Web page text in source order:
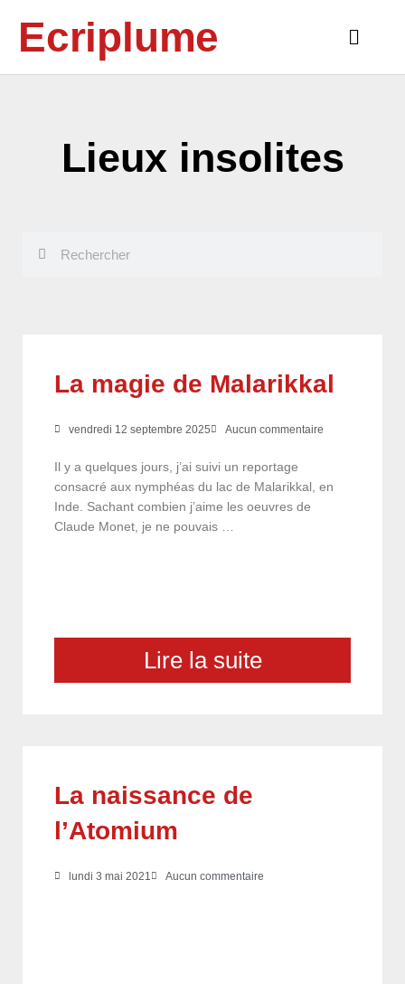
contenuEcriplume
Main
Lieux insolites
La magie de Malarikkal
vendredi 12 septembre 2025 Aucun commentaire
Il y a quelques jours, j’ai suivi un reportage
consacré aux nymphéas du lac de Malarikkal, en
Inde. Sachant combien j’aime les oeuvres de
Claude Monet, je ne pouvais …
Lire la suite
La naissance de
l’Atomium
lundi 3 mai 2021 Aucun commentaire